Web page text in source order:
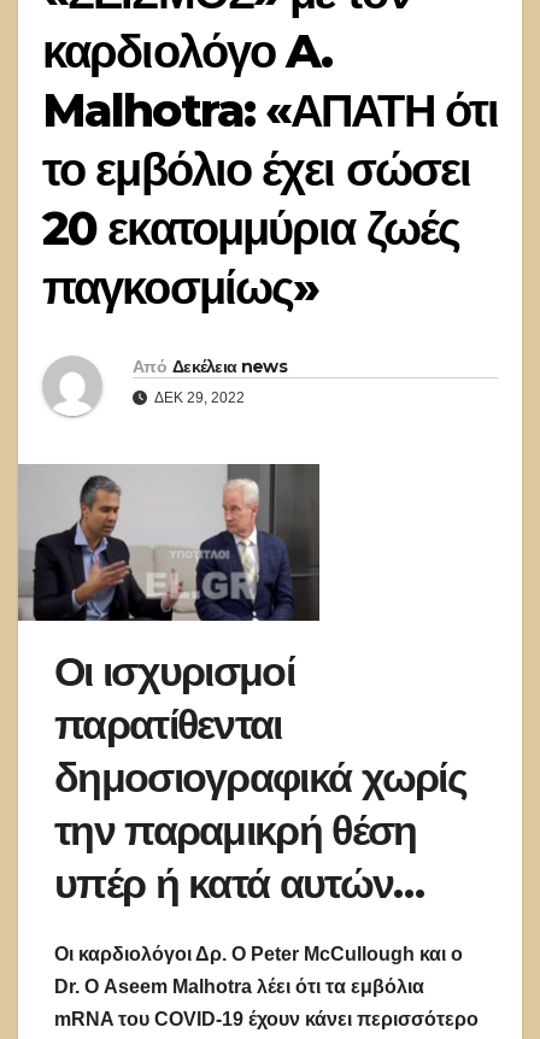
καρδιολόγο A.
Malhotra: «ΑΠΑΤΗ ότι
το εμβόλιο έχει σώσει
20 εκατομμύρια ζωές
παγκοσμίως»
Από Δεκέλεια news
ΔΕΚ 29, 2022
Οι ισχυρισμοί
παρατίθενται
δημοσιογραφικά χωρίς
την παραμικρή θέση
υπέρ ή κατά αυτών…
Οι καρδιολόγοι Δρ. Ο Peter McCullough και ο
Dr. Ο Aseem Malhotra λέει ότι τα εμβόλια
mRNA του COVID-19 έχουν κάνει περισσότερο